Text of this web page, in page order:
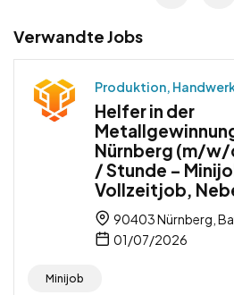
Verwandte Jobs
Produktion,
Helfer in der
Nürnberg (m/
/ Stunde –
Vollzeitjob,
90403 Nürnberg,
01/07/2026
Minijob